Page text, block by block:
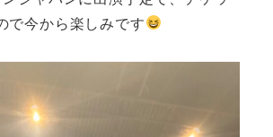
で今から楽しみです